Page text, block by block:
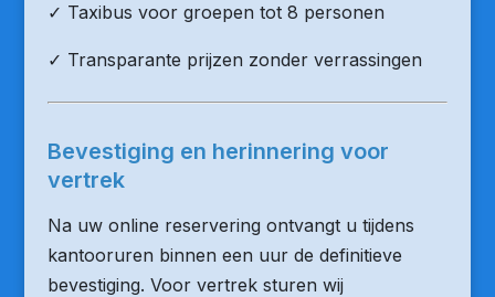
✓ Taxibus voor groepen tot 8 personen
✓ Transparante prijzen zonder verrassingen
Bevestiging en herinnering voor
vertrek
Na uw online reservering ontvangt u tijdens
kantooruren binnen een uur de definitieve
bevestiging. Voor vertrek sturen wij